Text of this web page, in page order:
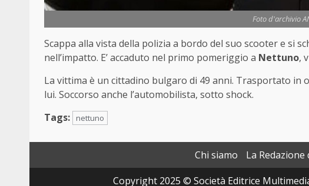
Foto d'archivio
Scappa alla vista della polizia a bordo del suo scooter e si
nell’impatto. E’ accaduto nel primo pomeriggio a Nettuno,
La vittima è un cittadino bulgaro di 49 anni. Trasportato in
lui. Soccorso anche l’automobilista, sotto shock.
Tags:
nettuno
Chi siamo La
Copyright 2025 © Società Editrice